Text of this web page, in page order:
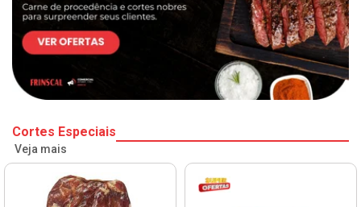
Cortes Especiais
Veja mais